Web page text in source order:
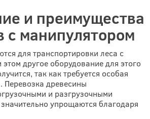
и преимущества
с манипулятором
для транспортировки леса с
другое оборудование для этого
так как требуется особая
Перевозка древесины
и разгрузочными
упрощаются благодаря